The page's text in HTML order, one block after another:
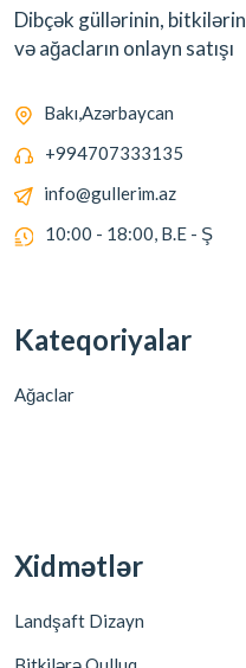
Dibçək güllərinin, bitkilərin
və ağacların onlayn satışı
Bakı,Azərbaycan
+994707333135
info@gullerim.az
10:00 - 18:00, B.E - Ş
Kateqoriyalar
Ağaclar
Xidmətlər
Landşaft Dizayn